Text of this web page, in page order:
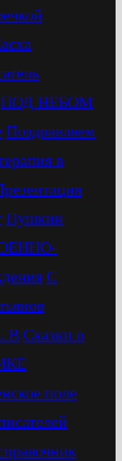
ПОД НЕБОМ
Поздравляем
в
Пушкин
С
В Сказки о
поле